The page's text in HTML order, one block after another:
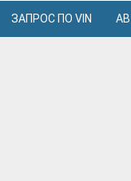
ЗАПРОС ПО VIN